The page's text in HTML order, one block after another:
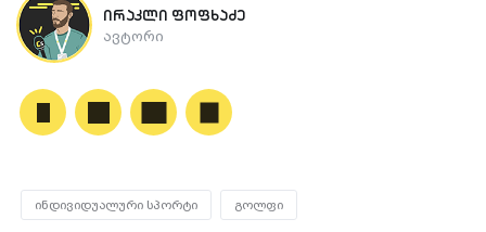
ირაკლი ფოფხაძე
ავტორი
ინდივიდუალური სპორტი გოლფი